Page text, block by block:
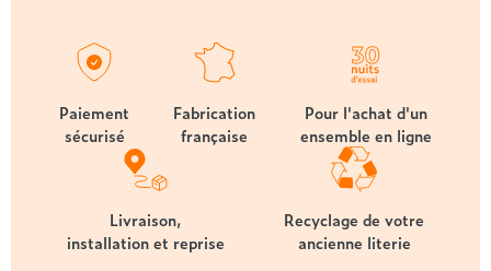
Paiement
sécurisé
Fabrication
française
Pour l'achat d'un
ensemble en ligne
Livraison,
installation et reprise
Recyclage de votre
ancienne literie